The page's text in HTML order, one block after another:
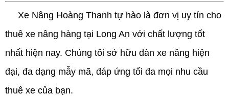
Xe Nâng Hoàng Thanh tự hào là đơn vị uy tín cho
thuê xe nâng hàng tại Long An với chất lượng tốt
nhất hiện nay. Chúng tôi sở hữu dàn xe nâng hiện
đại, đa dạng mẫy mã, đáp ứng tối đa mọi nhu cầu
thuê xe của bạn.